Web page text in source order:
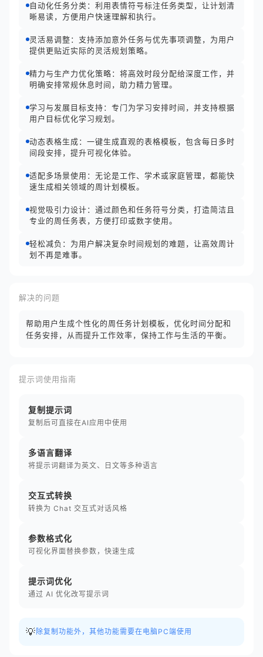
自动化任务分类：利用表情符号标注任务类型，让计划清
晰易读，方便用户快速理解和执行。
灵活易调整：支持添加意外任务与优先事项调整，为用户
提供更贴近实际的灵活规划策略。
精力与生产力优化策略：将高效时段分配给深度工作，并
明确安排常规休息时间，助力精力管理。
学习与发展目标支持：专门为学习安排时间，并支持根据
用户目标优化学习规划。
动态表格生成：一键生成直观的表格模板，包含每日多时
间段安排，提升可视化体验。
适配多场景使用：无论是工作、学术或家庭管理，都能快
速生成相关领域的周计划模板。
视觉吸引力设计：通过颜色和任务符号分类，打造简洁且
专业的周任务表，方便打印或数字使用。
轻松减负：为用户解决复杂时间规划的难题，让高效周计
划不再是难事。
解决的问题
帮助用户生成个性化的周任务计划模板，优化时间分配和
任务安排，从而提升工作效率，保持工作与生活的平衡。
提示词使用指南
复制提示词
复制后可直接在AI应用中使用
多语言翻译
将提示词翻译为英文、日文等多种语言
交互式转换
转换为 Chat 交互式对话风格
参数格式化
可视化界面替换参数，快速生成
提示词优化
通过 AI 优化改写提示词
💡 除复制功能外，其他功能需要在电脑PC端使用